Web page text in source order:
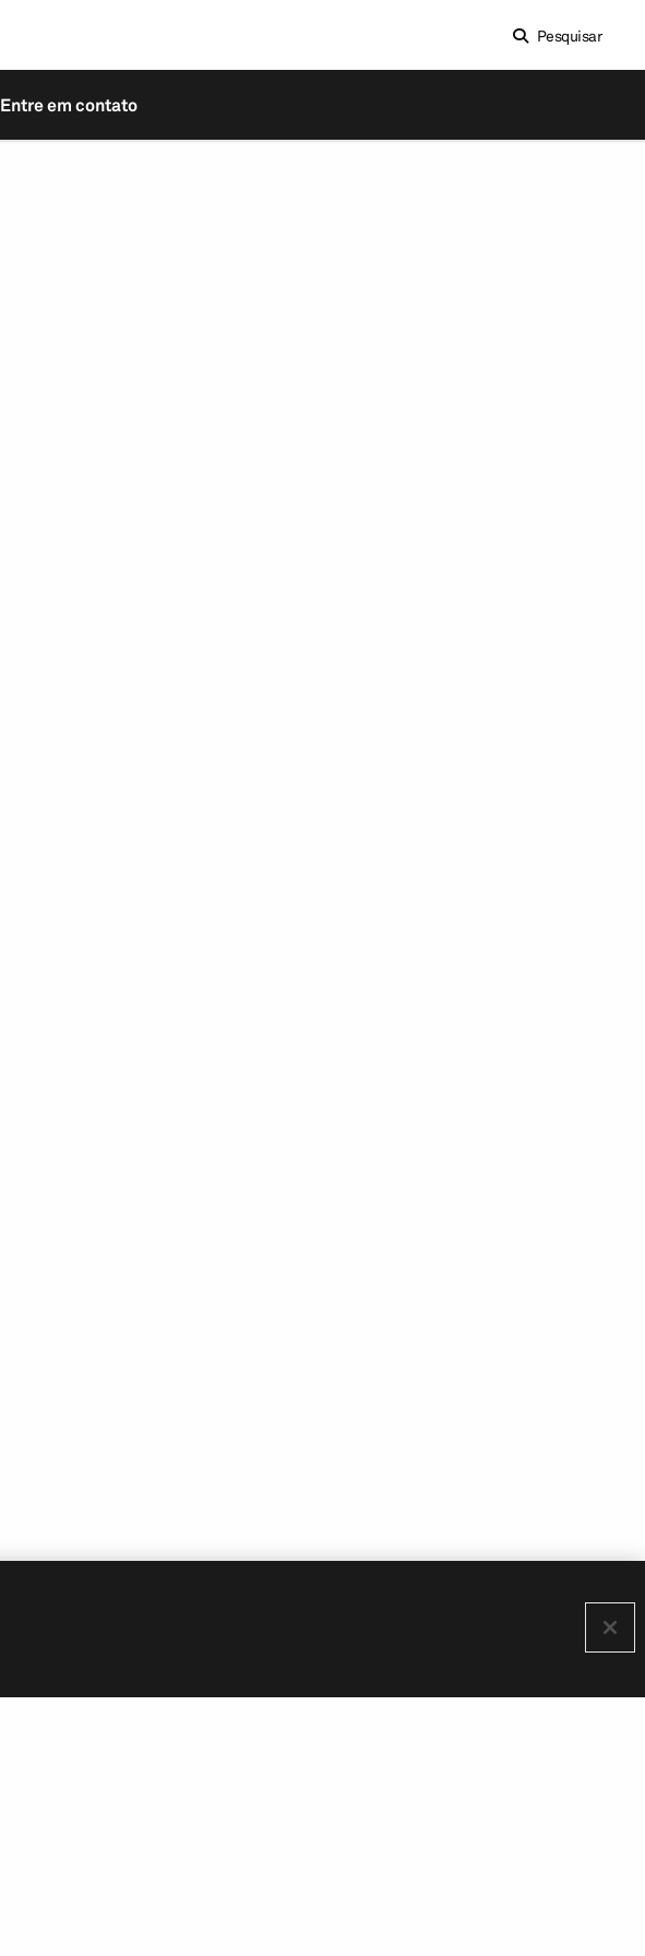
Pesquisar
Entre em contato